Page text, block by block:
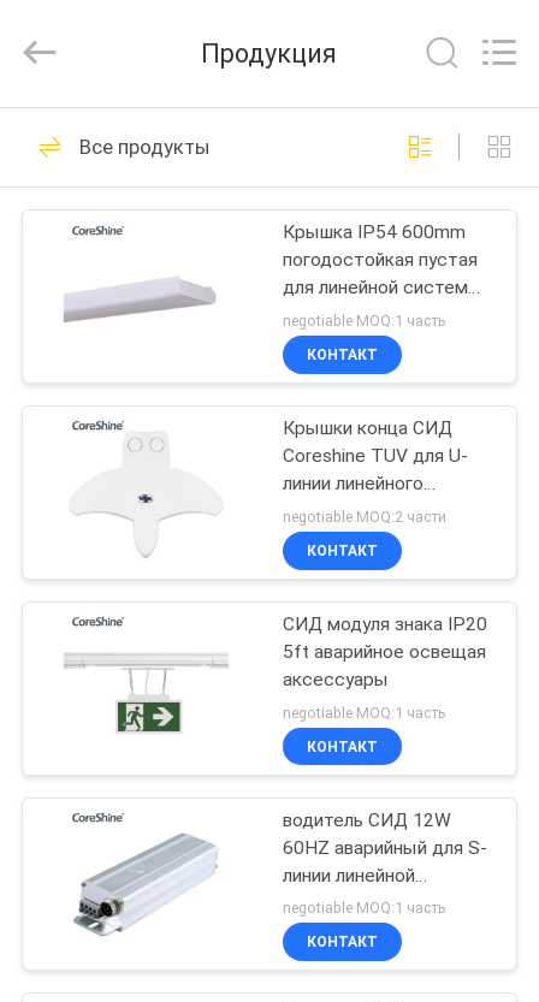
ДОМ
ПРОДУКТЫ
НАС
ПУТЕШЕСТВИЕ
ФАБРИКИ
ПРОВЕРКА
КАЧЕСТВА
СВЯЖИТЕСЬ
ЦИТАТУ
NEWS
поставщик.
Copyright
-
ledlight.com.
Rights
Линейная
осветительная
установка
приведенная
27
линейный свет
приведенный
следа
24
Линейное
косвенное
освещение
29
Освещение
Продукция
Все продукты
Крышка IP54 600mm
погодостойкая пустая
для линейной системы
транкинга
negotiable MOQ:1 часть
КОНТАКТ
Крышки конца СИД
Coreshine TUV для U-
линии линейного
косвенного освещения
negotiable MOQ:2 части
КОНТАКТ
СИД модуля знака IP20
5ft аварийное освещая
аксессуары
negotiable MOQ:1 часть
КОНТАКТ
водитель СИД 12W
60HZ аварийный для S-
линии линейной
системы транкинга
negotiable MOQ:1 часть
КОНТАКТ